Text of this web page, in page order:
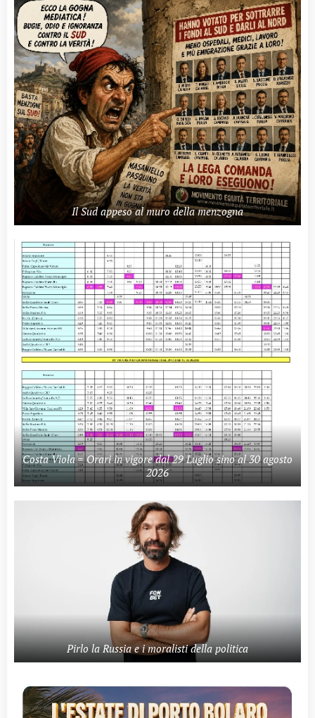
Il Sud appeso al muro della menzogna
Costa Viola = Orari in vigore dal 29 Luglio sino al 30 agosto
2026
Pirlo la Russia e i moralisti della politica